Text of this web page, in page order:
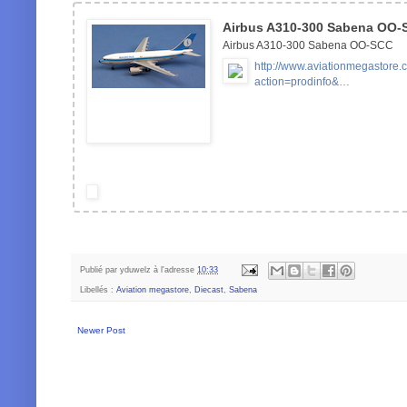
Airbus A310-300 Sabena OO-
Airbus A310-300 Sabena OO-SCC
http://
action=prodinfo&…
Publié par yduwelz à l'adresse 10:33
Libellés : Aviation megastore, Diecast, Sabena
Newer Post